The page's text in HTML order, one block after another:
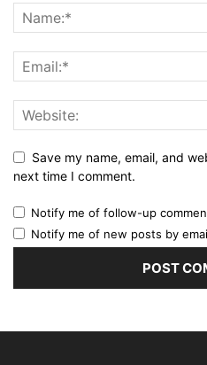
Save my name, email, and
next time I comment.
Notify me of follow-up
Notify me of new posts by